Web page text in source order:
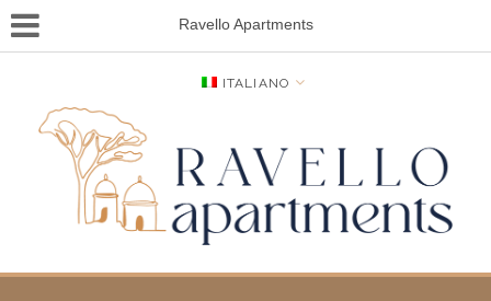
Ravello Apartments
ITALIANO